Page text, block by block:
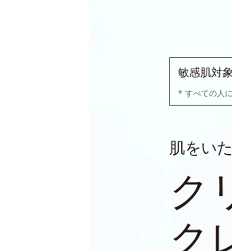
敏感肌対
* すべての人
肌をい
ク
ク